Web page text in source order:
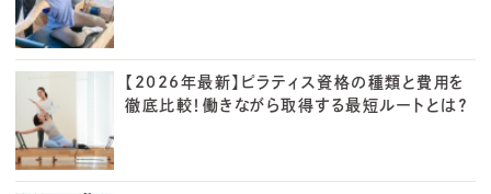
【2026年最新】ピラティス資格の種類と費用を
徹底比較！働きながら取得する最短ルートとは？